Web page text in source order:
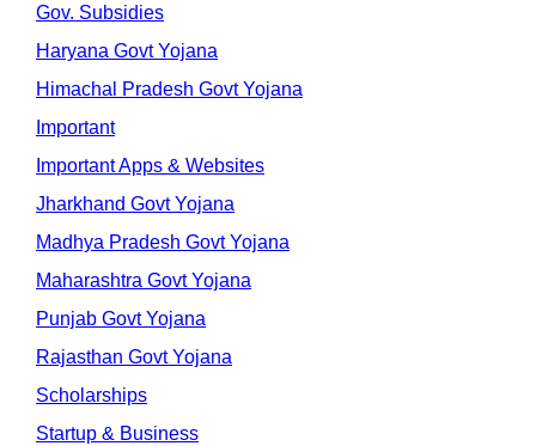
Gov. Subsidies
Haryana Govt Yojana
Himachal Pradesh Govt Yojana
Important
Important Apps & Websites
Jharkhand Govt Yojana
Madhya Pradesh Govt Yojana
Maharashtra Govt Yojana
Punjab Govt Yojana
Rajasthan Govt Yojana
Scholarships
Startup & Business